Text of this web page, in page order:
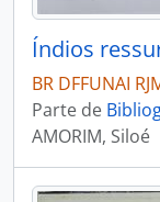
BR DFFUNAI
Parte de
AMORIM, Siloé